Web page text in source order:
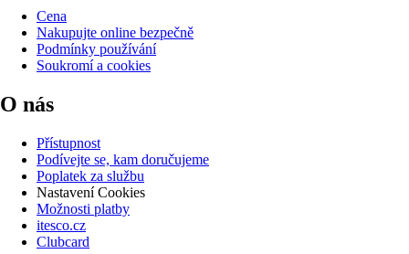
Cena
Nakupujte online bezpečně
Podmínky používání
Soukromí a cookies
O nás
Přístupnost
Podívejte se, kam doručujeme
Poplatek za službu
Nastavení Cookies
Možnosti platby
itesco.cz
Clubcard